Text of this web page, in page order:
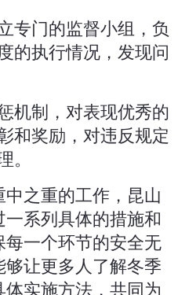
专门的监督小组，负
的执行情况，发现问
机制，对表现优秀的
和奖励，对违反规定
。
之重的工作，昆山
系列具体的措施和
一个环节的安全无
让更多人了解冬季
实施方法，共同为